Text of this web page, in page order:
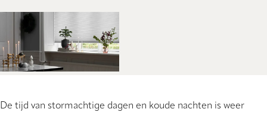
De tijd van stormachtige dagen en koude nachten is weer